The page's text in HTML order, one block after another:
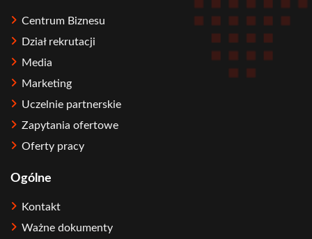
Centrum Biznesu
Dział rekrutacji
Media
Marketing
Uczelnie partnerskie
Zapytania ofertowe
Oferty pracy
Ogólne
Kontakt
Ważne dokumenty